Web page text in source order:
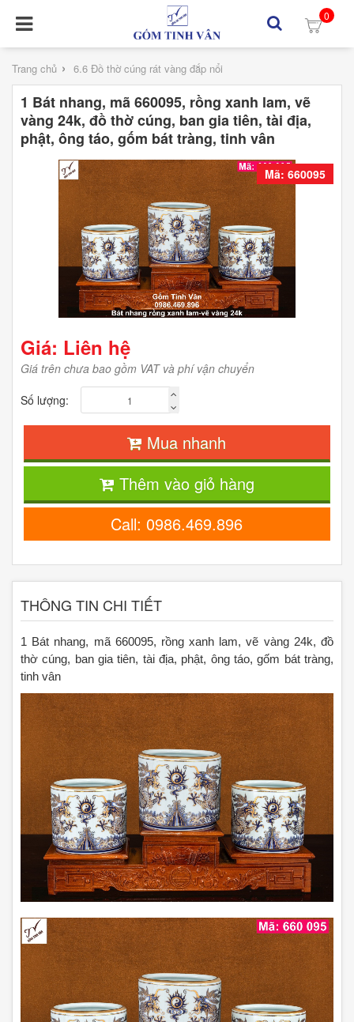
0
Trang chủ › 6.6 Đồ thờ cúng rát vàng đắp nổi
1 Bát nhang, mã 660095, rồng xanh lam, vẽ
vàng 24k, đồ thờ cúng, ban gia tiên, tài địa,
phật, ông táo, gốm bát tràng, tinh vân
Mã: 660095
Giá: Liên hệ
Giá trên chưa bao gồm VAT và phí vận chuyển
Số lượng:
Mua nhanh
Thêm vào giỏ hàng
Call: 0986.469.896
THÔNG TIN CHI TIẾT
1 Bát nhang, mã 660095, rồng xanh lam, vẽ vàng 24k, đồ
thờ cúng, ban gia tiên, tài địa, phật, ông táo, gốm bát tràng,
tinh vân